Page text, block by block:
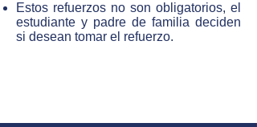
​Estos refuerzos no son obligatorios, el
estudiante y padre de familia deciden
si desean tomar el refuerzo.